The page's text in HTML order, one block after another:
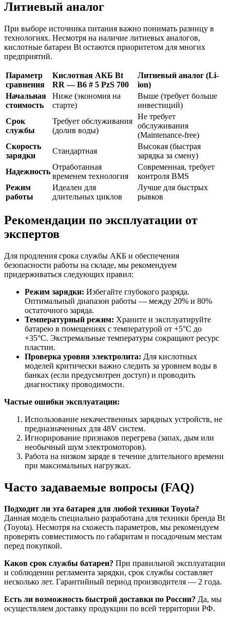
Литиевый аналог
При выборе источника питания важно понимать разницу в
технологиях. Несмотря на наличие литиевых аналогов,
кислотные батареи Bt остаются приоритетом для многих
предприятий.
Параметр
сравнения
Кислотная АКБ Bt
RR — B6 # 5 PzS 700
Литиевый аналог (Li-
ion)
Начальная
стоимость
Ниже (экономия на
старте)
Выше (требует больше
инвестиций)
Срок
службы
Требует обслуживания
(долив воды)
Не требует
обслуживания
(Maintenance-free)
Скорость
зарядки
Стандартная
Высокая (быстрая
зарядка за смену)
Надежность
Отработанная
временем технология
Современная, требует
контроля BMS
Режим
работы
Идеален для
длительных циклов
Лучше для быстрых
рывков
Рекомендации по эксплуатации от
экспертов
Для продления срока службы АКБ и обеспечения
безопасности работы на складе, мы рекомендуем
придерживаться следующих правил:
Режим зарядки: Избегайте глубокого разряда.
Оптимальный диапазон работы — между 20% и 80%
остаточного заряда.
Температурный режим: Храните и эксплуатируйте
батарею в помещениях с температурой от +5°C до
+35°C. Экстремальные температуры сокращают ресурс
пластин.
Проверка уровня электролита: Для кислотных
моделей критически важно следить за уровнем воды в
банках (если предусмотрен доступ) и проводить
диагностику проводимости.
Частые ошибки эксплуатации:
Использование некачественных зарядных устройств, не
предназначенных для 48V систем.
Игнорирование признаков перегрева (запах, дым или
необычный шум электромоторов).
Работа на низком заряде в течение длительного времени
при максимальных нагрузках.
Часто задаваемые вопросы (FAQ)
Подходит ли эта батарея для любой техники Toyota?
Данная модель специально разработана для техники бренда Bt
(Toyota). Несмотря на схожесть параметров, мы рекомендуем
проверять совместимость по габаритам и посадочным местам
перед покупкой.
Каков срок службы батареи? При правильной эксплуатации
и соблюдении регламента зарядки, срок службы составляет
несколько лет. Гарантийный период производителя — 2 года.
Есть ли возможность быстрой доставки по России? Да, мы
осуществляем доставку продукции по всей территории РФ.